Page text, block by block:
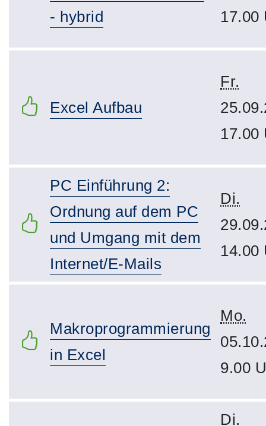
- hybrid
17.00
Excel Aufbau
Fr.
17.00
PC Einführung 2:
Ordnung auf dem PC
und Umgang mit dem
Internet/E-Mails
Di.
14.00
Makroprogrammierung
in Excel
Mo.
9.00
Di.